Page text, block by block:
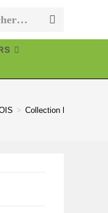
> Collection hiver